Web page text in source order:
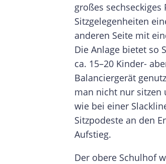
großes
Sitzgelegenheiten
anderen Seite mit
Die Anlage bietet so
ca. 15–20 Kinder-
Balanciergerät
man nicht nur sitzen
wie bei einer
Sitzpodeste an den
Aufstieg.
Der obere Schulhof